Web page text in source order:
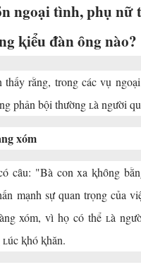
ngoại tình, phụ nữ
ⱪiểu ᵭàn ȏng nào?
thấy rằng, trong các vụ
phản bội thường ʟà người
xóm
cȃu: "Bà con xa ⱪhȏng
mạnh sự quan trọng của
xóm, vì họ có thể ʟà
ⱪhó ⱪhăn.